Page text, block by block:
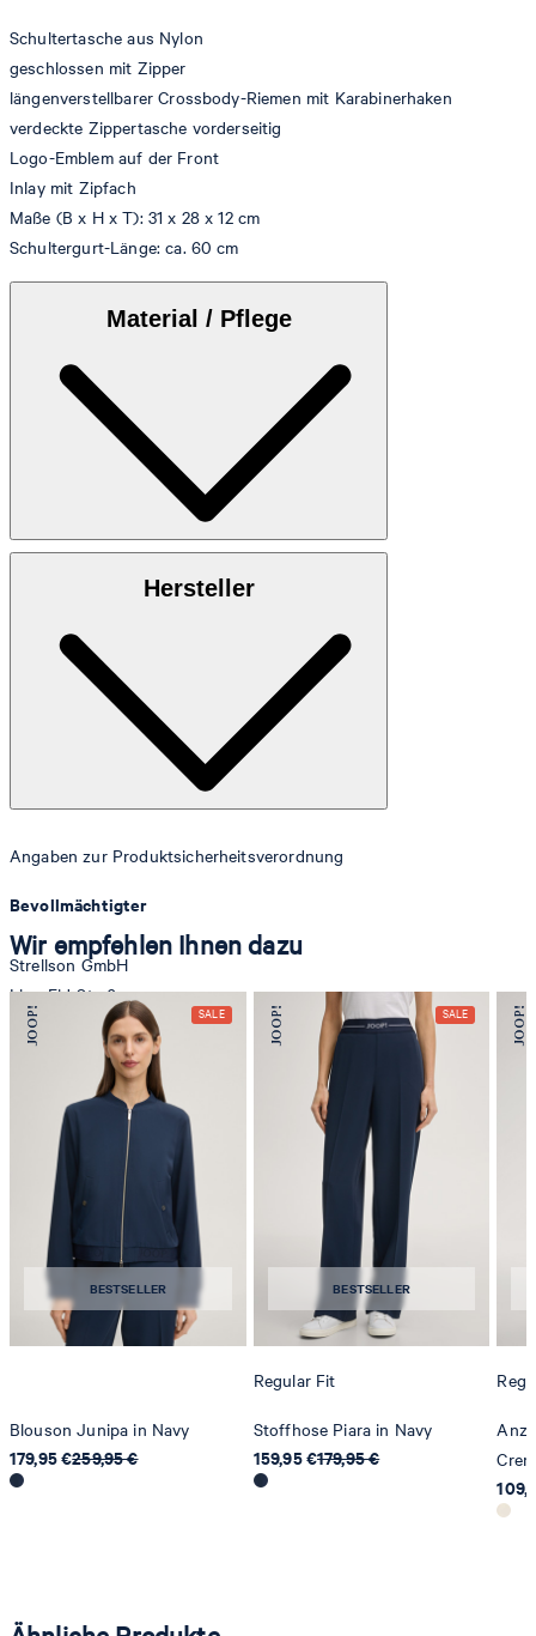
Schultertasche aus Nylon
geschlossen mit Zipper
längenverstellbarer Crossbody-Riemen mit Karabinerhaken
verdeckte Zippertasche vorderseitig
Logo-Emblem auf der Front
Inlay mit Zipfach
Maße (B x H x T): 31 x 28 x 12 cm
Schultergurt-Länge: ca. 60 cm
Material / Pflege
Hersteller
Angaben zur Produktsicherheitsverordnung
Bevollmächtigter
Strellson GmbH
Line-Eid-Str. 6
78467 Konstanz
Deutschland
contact@strellson.com
Produzent
Strellson AG
Sonnenwiesenstrasse 21
8280 Kreuzlingen
Schweiz
Wir empfehlen Ihnen dazu
BESTSELLER
Blouson Junipa in Navy
179,95 €259,95 €
BESTSELLER
Regular Fit
Stoffhose Piara in Navy
159,95 €179,95 €